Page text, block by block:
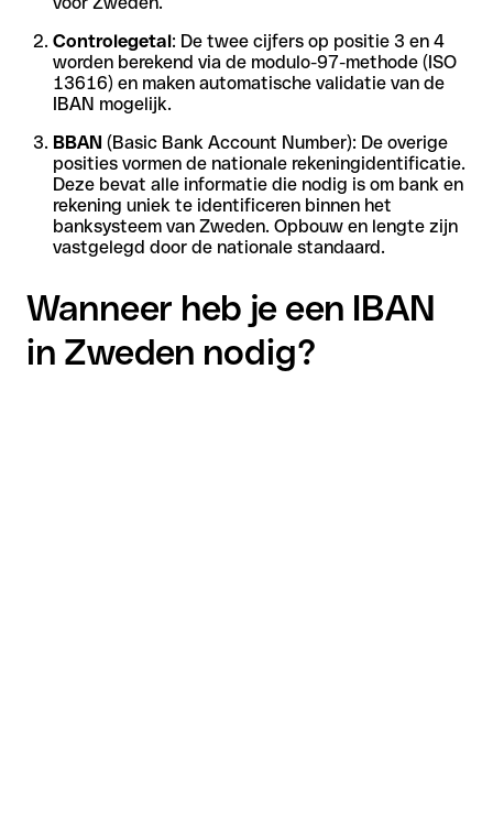
Controlegetal: De twee cijfers op positie 3 en 4
worden berekend via de modulo-97-methode (ISO
13616) en maken automatische validatie van de
IBAN mogelijk.
BBAN (Basic Bank Account Number): De overige
posities vormen de nationale rekeningidentificatie.
Deze bevat alle informatie die nodig is om bank en
rekening uniek te identificeren binnen het
banksysteem van Zweden. Opbouw en lengte zijn
vastgelegd door de nationale standaard.
Wanneer heb je een IBAN
in Zweden nodig?